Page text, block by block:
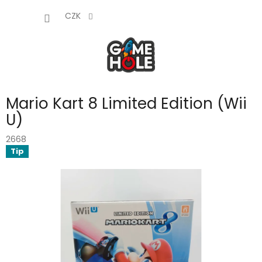
CZK
Mario Kart 8 Limited Edition (Wii
U)
2668
Tip